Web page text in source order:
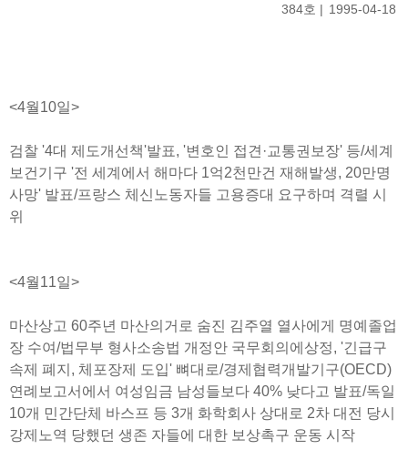
384호 1995-04-18
<4월10일>
검찰 '4대 제도개선책'발표, '변호인 접견·교통권보장' 등/세계
보건기구 '전 세계에서 해마다 1억2천만건 재해발생, 20만명
사망' 발표/프랑스 체신노동자들 고용증대 요구하며 격렬 시
위
<4월11일>
마산상고 60주년 마산의거로 숨진 김주열 열사에게 명예졸업
장 수여/법무부 형사소송법 개정안 국무회의에상정, '긴급구
속제 폐지, 체포장제 도입' 뼈대로/경제협력개발기구(OECD)
연례보고서에서 여성임금 남성들보다 40% 낮다고 발표/독일
10개 민간단체 바스프 등 3개 화학회사 상대로 2차 대전 당시
강제노역 당했던 생존 자들에 대한 보상촉구 운동 시작